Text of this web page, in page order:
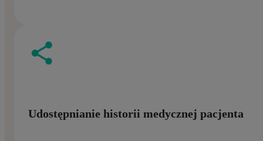
Udostępnianie historii medycznej pacjenta